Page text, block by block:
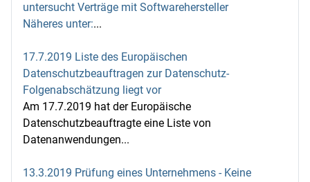
untersucht Verträge mit Softwarehersteller
Näheres unter:...
17.7.2019 Liste des Europäischen
Datenschutzbeauftragen zur Datenschutz-
Folgenabschätzung liegt vor
Am 17.7.2019 hat der Europäische
Datenschutzbeauftragte eine Liste von
Datenanwendungen...
13.3.2019 Prüfung eines Unternehmens - Keine